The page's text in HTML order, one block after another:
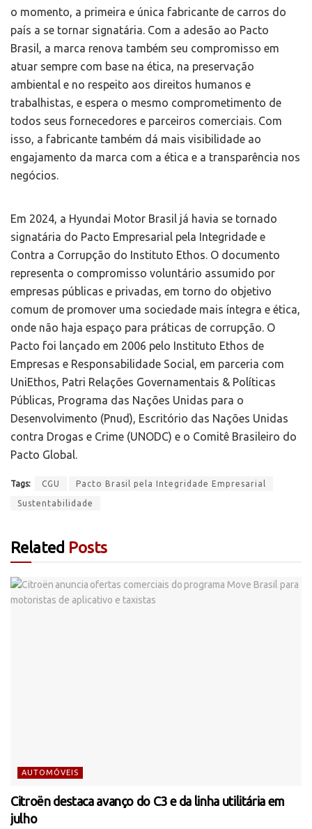
o momento, a primeira e única fabricante de carros do
país a se tornar signatária. Com a adesão ao Pacto
Brasil, a marca renova também seu compromisso em
atuar sempre com base na ética, na preservação
ambiental e no respeito aos direitos humanos e
trabalhistas, e espera o mesmo comprometimento de
todos seus fornecedores e parceiros comerciais. Com
isso, a fabricante também dá mais visibilidade ao
engajamento da marca com a ética e a transparência nos
negócios.
Em 2024, a Hyundai Motor Brasil já havia se tornado
signatária do Pacto Empresarial pela Integridade e
Contra a Corrupção do Instituto Ethos. O documento
representa o compromisso voluntário assumido por
empresas públicas e privadas, em torno do objetivo
comum de promover uma sociedade mais íntegra e ética,
onde não haja espaço para práticas de corrupção. O
Pacto foi lançado em 2006 pelo Instituto Ethos de
Empresas e Responsabilidade Social, em parceria com
UniEthos, Patri Relações Governamentais & Políticas
Públicas, Programa das Nações Unidas para o
Desenvolvimento (Pnud), Escritório das Nações Unidas
contra Drogas e Crime (UNODC) e o Comitê Brasileiro do
Pacto Global.
Tags: CGU Pacto Brasil pela Integridade Empresarial
Sustentabilidade
Related Posts
AUTOMÓVEIS
Citroën destaca avanço do C3 e da linha utilitária em
julho